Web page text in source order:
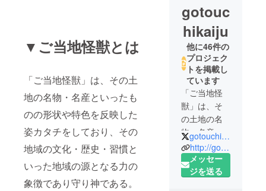
▼ご当地怪獣とは
「ご当地怪獣」は、その土
地の名物・名産といったも
のの形状や特色を反映した
姿カタチをしており、その
地域の文化・歴史・習慣と
いった地域の源となる力の
象徴であり守り神である。
gotouc
hikaiju
他に46件の
プロジェク
トを掲載し
ています
「ご当地怪
獣」は、そ
の土地の名
物・名産と
いったもの
の形状や特
色を反映し
gotouchikaiju
http://gotouchikaiju.com/
メッセー
ジを送る